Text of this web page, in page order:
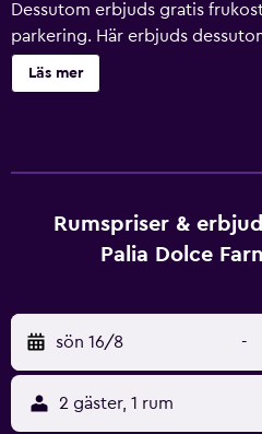
Dessutom erbjuds gratis
parkering. Här erbjuds
poolen, en snackbar/deli och
Palia Dolce Farniente, har rum
dagligen. Här hittar du 2
Här finns även
Läs mer
Rumspriser &
Palia Dolce
sön 16/8 -
2 gäster, 1 rum